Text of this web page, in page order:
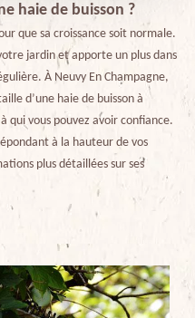
haie de buisson ?
que sa croissance soit normale.
jardin et apporte un plus dans
À Neuvy En Champagne,
d’une haie de buisson à
qui vous pouvez avoir confiance.
à la hauteur de vos
plus détaillées sur ses